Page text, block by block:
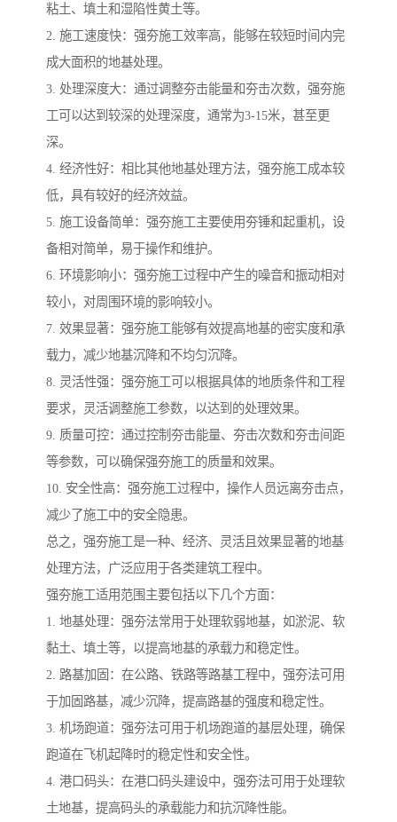
粘土、填土和湿陷性黄土等。
2. 施工速度快：强夯施工效率高，能够在较短时间内完
成大面积的地基处理。
3. 处理深度大：通过调整夯击能量和夯击次数，强夯施
工可以达到较深的处理深度，通常为3-15米，甚至更
深。
4. 经济性好：相比其他地基处理方法，强夯施工成本较
低，具有较好的经济效益。
5. 施工设备简单：强夯施工主要使用夯锤和起重机，设
备相对简单，易于操作和维护。
6. 环境影响小：强夯施工过程中产生的噪音和振动相对
较小，对周围环境的影响较小。
7. 效果显著：强夯施工能够有效提高地基的密实度和承
载力，减少地基沉降和不均匀沉降。
8. 灵活性强：强夯施工可以根据具体的地质条件和工程
要求，灵活调整施工参数，以达到的处理效果。
9. 质量可控：通过控制夯击能量、夯击次数和夯击间距
等参数，可以确保强夯施工的质量和效果。
10. 安全性高：强夯施工过程中，操作人员远离夯击点，
减少了施工中的安全隐患。
总之，强夯施工是一种、经济、灵活且效果显著的地基
处理方法，广泛应用于各类建筑工程中。
强夯施工适用范围主要包括以下几个方面：
1. 地基处理：强夯法常用于处理软弱地基，如淤泥、软
黏土、填土等，以提高地基的承载力和稳定性。
2. 路基加固：在公路、铁路等路基工程中，强夯法可用
于加固路基，减少沉降，提高路基的强度和稳定性。
3. 机场跑道：强夯法可用于机场跑道的基层处理，确保
跑道在飞机起降时的稳定性和安全性。
4. 港口码头：在港口码头建设中，强夯法可用于处理软
土地基，提高码头的承载能力和抗沉降性能。